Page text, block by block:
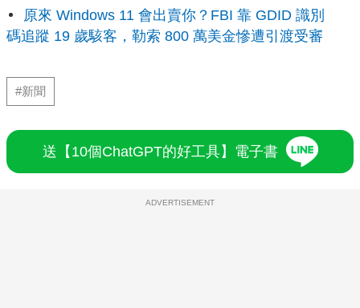
原來 Windows 11 會出賣你？FBI 靠 GDID 識別
碼追蹤 19 歲駭客，勒索 800 萬美金慘遭引渡受審
#新聞
送【10個ChatGPT的好工具】電子書
ADVERTISEMENT